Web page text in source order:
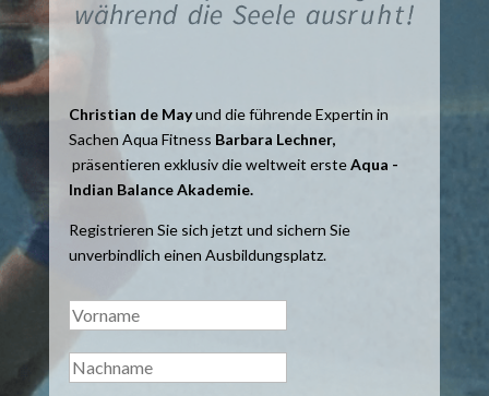
Christian de Mayund die führende Expertin in
Sachen Aqua Fitness Barbara Lechner,
präsentieren exklusiv die weltweit ersteAqua -
Indian Balance Akademie.
Registrieren Sie sich jetzt und sichern Sie
unverbindlich einen Ausbildungsplatz.